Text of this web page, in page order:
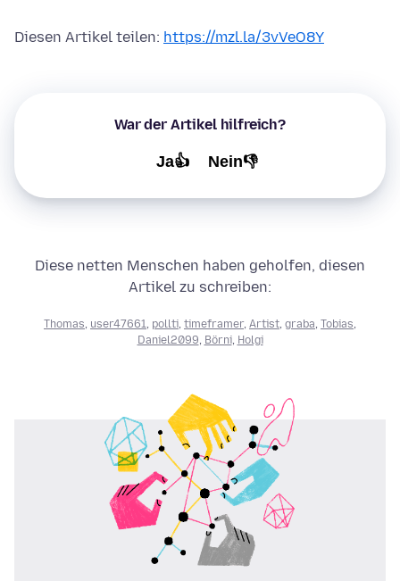
Diesen Artikel teilen: https://mzl.la/3vVeO8Y
War der Artikel hilfreich?
Ja👍 Nein👎
Diese netten Menschen haben geholfen, diesen
Artikel zu schreiben:
Thomas user47661 pollti timeframer, Artist graba Tobias
Daniel2099 Börni, Holgi